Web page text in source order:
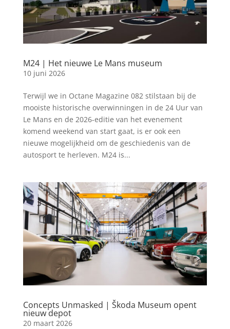
M24 | Het nieuwe Le Mans museum
10 juni 2026
Terwijl we in Octane Magazine 082 stilstaan bij de
mooiste historische overwinningen in de 24 Uur van
Le Mans en de 2026-editie van het evenement
komend weekend van start gaat, is er ook een
nieuwe mogelijkheid om de geschiedenis van de
autosport te herleven. M24 is...
Concepts Unmasked | Škoda Museum opent
nieuw depot
20 maart 2026